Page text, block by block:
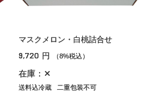
マスクメロン・白桃詰合せ
9,720 円 （8%税込）
在庫：✕
送料込冷蔵 二重包装不可